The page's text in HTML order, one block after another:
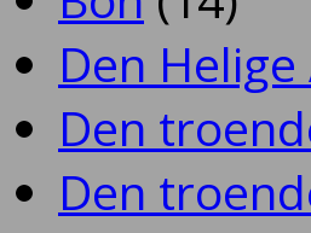
Den
Den
Den